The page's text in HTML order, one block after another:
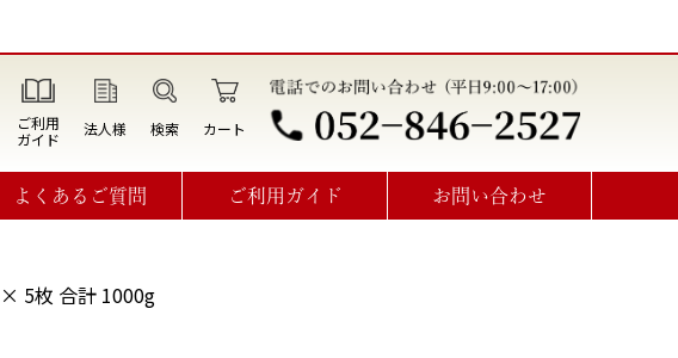
ご利用
ガイド
法人様 検索 カート
よくあるご質問 ご利用ガイド お問い合わせ
5枚 合計 1000g